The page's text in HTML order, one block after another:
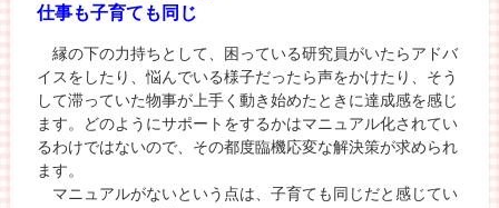
仕事も子育ても同じ
縁の下の力持ちとして、困っている研究員がいたらアドバ
イスをしたり、悩んでいる様子だったら声をかけたり、そう
して滞っていた物事が上手く動き始めたときに達成感を感じ
ます。どのようにサポートをするかはマニュアル化されてい
るわけではないので、その都度臨機応変な解決策が求められ
ます。
マニュアルがないという点は、子育ても同じだと感じてい